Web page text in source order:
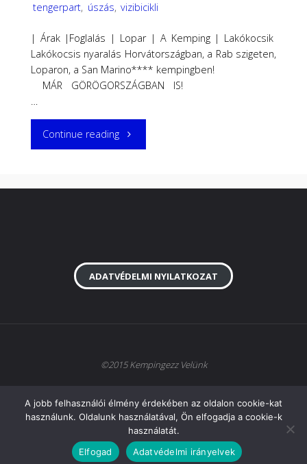
tengerpart, úszás, vizibicikli
| Árak |Foglalás | Lopar | A Kemping | Lakókocsik
Lakókocsis nyaralás Horvátországban, a Rab szigeten,
Loparon, a San Marino**** kempingben!
MÁR GÖRÖGORSZÁGBAN IS!
…
Continue reading"2018
Rab
,
ADATVÉDELMI NYILATKOZAT
©2015 Kempingezz Velünk
KöszönjükFluida&WordPress.
A jobb felhasználói élmény érdekében az oldalon cookie-kat
használunk. Oldalunk használatával, Ön elfogadja a cookie-k
használatát.
Elfogad
Adatvédelmi irányelvek